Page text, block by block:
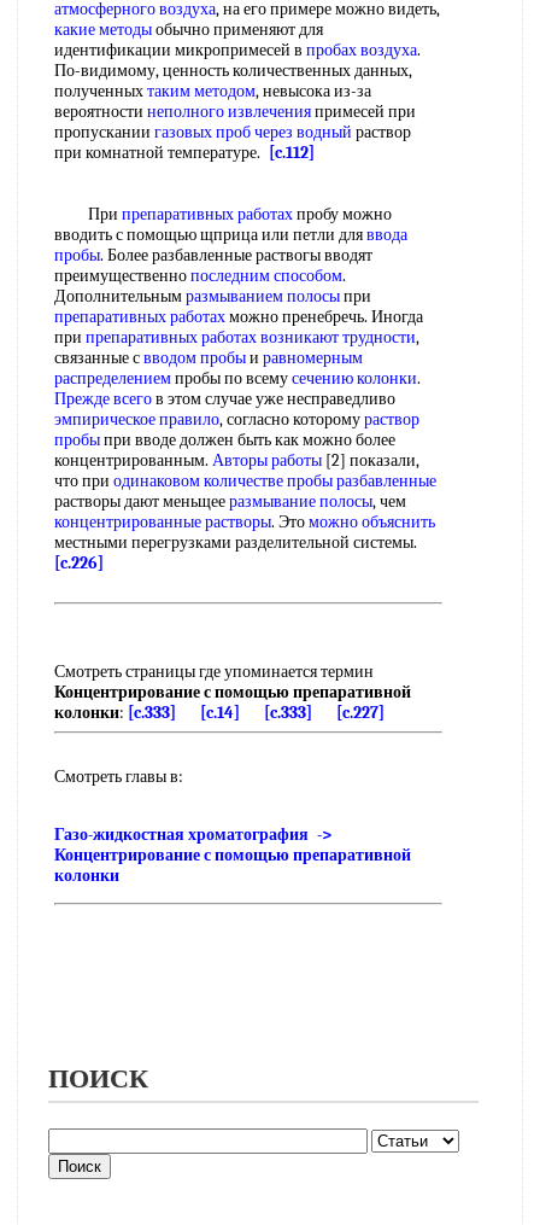
атмосферного воздуха, на его примере можно видеть,
какие методыобычно применяют для
идентификации микропримесей в пробах воздуха.
По-видимому, ценность количественных данных,
полученныхтаким методом, невысока из-за
вероятности неполного извлеченияпримесей при
пропускании газовых пробчерез водный раствор
при комнатной температуре.
[c.112]
При препаративных работахпробу можно
вводить с помощью щприца или петли дляввода
пробы. Более разбавленные раствогы вводят
преимущественнопоследним способом.
Дополнительнымразмыванием полосыпри
препаративных работахможно пренебречь. Иногда
при препаративных работахвозникают трудности,
связанные свводом пробыи равномерным
распределениемпробы по всемусечению колонки.
Прежде всегов этом случае уже несправедливо
эмпирическое правило, согласно которомураствор
пробыпри вводе должен быть как можно более
концентрированным. Авторы работы [2] показали,
что при одинаковом количествепробы разбавленные
растворы дают меньщееразмывание полосы, чем
концентрированные растворы. Этоможно объяснить
местными перегрузками разделительной системы.
[c.226]
Смотреть страницы где упоминается термин
Концентрирование с помощью препаративной
колонки: [c.333] [c.14] [c.333] [c.227]
Смотреть главы в:
Газо-жидкостная хроматография ->
Концентрирование с помощью препаративной
колонки
ПОИСК